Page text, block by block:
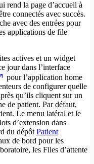
rend la page d’accueil à
connectés avec succès.
avec des entrées pour
applications de file
actives et un widget
jour dans l’interface
pour l’application home
de configurer quelle
qu’ils cliquent sur un
de patient. Par défaut,
Le menu latéral et le
d’extension dans
du dépôt Patient
de bord pour les
les Files d’attente